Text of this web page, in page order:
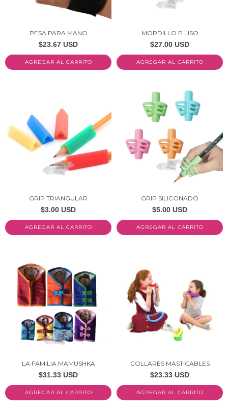
PESA PARA MANO
$23.67 USD
AGREGAR AL CARRITO
MORDILLO P LISO
$27.00 USD
AGREGAR AL CARRITO
GRIP TRIANGULAR
$3.00 USD
AGREGAR AL CARRITO
GRIP SILICONADO
$5.00 USD
AGREGAR AL CARRITO
LA FAMILIA MAMUSHKA
$31.33 USD
COLLARES MASTICABLES
$23.33 USD
AGREGAR AL CARRITO